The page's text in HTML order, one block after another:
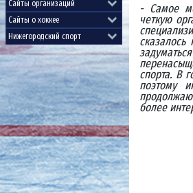
- Самое
четкую
спорта. В
поэтому
более